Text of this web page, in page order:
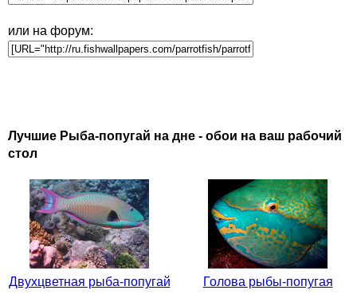
или на форум:
Лучшие Рыба-попугай на дне - обои на ваш рабочий
стол
Двухцветная рыба-попугай Голова рыбы-попугая